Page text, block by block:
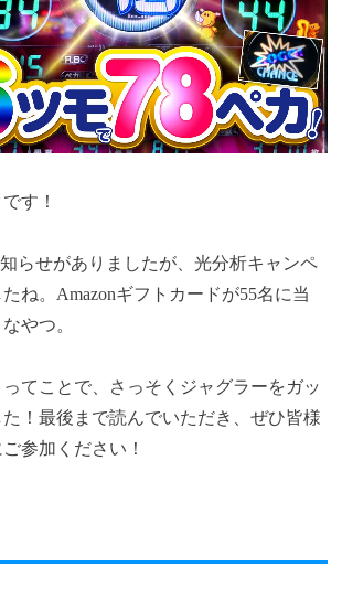
す！
らせがありましたが、光分析キャンペ
ね。Amazonギフトカードが55名に当
やつ。
てことで、さっそくジャグラーをガッ
！最後まで読んでいただき、ぜひ皆様
参加ください！